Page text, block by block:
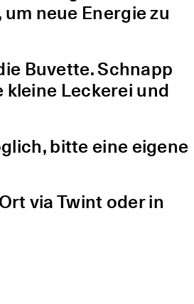
neue Energie zu
Buvette. Schnapp
kleine Leckerei und
bitte eine eigene
via Twint oder in